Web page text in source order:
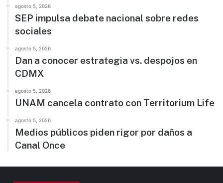
agosto 5, 2026
SEP impulsa debate nacional sobre redes
sociales
agosto 5, 2026
Dan a conocer estrategia vs. despojos en
CDMX
agosto 5, 2026
UNAM cancela contrato con Territorium Life
agosto 5, 2026
Medios públicos piden rigor por daños a
Canal Once